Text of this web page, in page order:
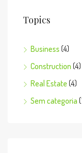
Topics
Business (4)
Construction (4)
Real Estate (4)
Sem categoria